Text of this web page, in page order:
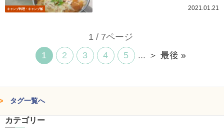
キャンプ料理・キャンプ飯 2021.01.21
1 / 7ページ
1
2 3 4 5 ... ＞ 最後 »
タグ一覧へ
カテゴリー